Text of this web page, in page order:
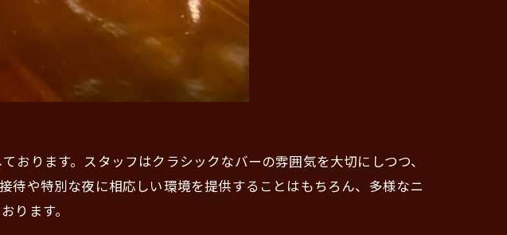
ります。スタッフはクラシックなバーの雰囲気を大切にしつつ、
待や特別な夜に相応しい環境を提供することはもちろん、多様なニ
ります。